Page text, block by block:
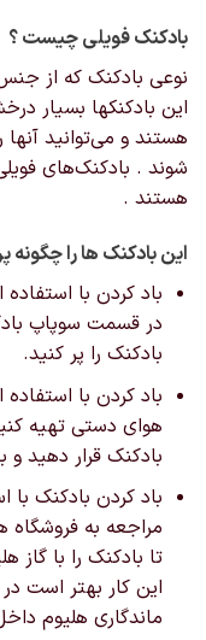
بادکنک‌ فویلی چیست ؟
نوعی بادکنک که از
این بادکنکها بسیار
هستند و می‌توانید آنها
شوند . بادکنک‌های
هستند .
این بادکنک ها را چگونه
باد کردن با
در قسمت سوپاپ
بادکنک را پر کنید.
باد کردن با
هوای دستی تهیه
بادکنک قرار دهید و
باد کردن بادکنک با
مراجعه به فروشگاه
تا بادکنک را با گاز
این کار بهتر است
ماندگاری هلیوم